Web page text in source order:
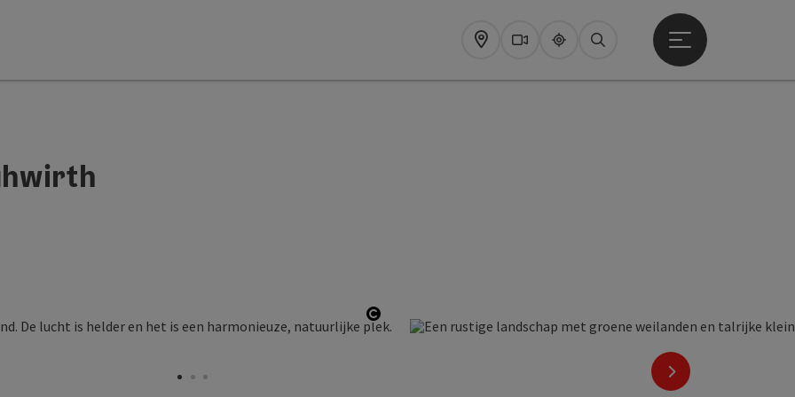
Map WebcamsUpperguide
Zoeken
Startmenu openen
Start Copyright
nächstes Element